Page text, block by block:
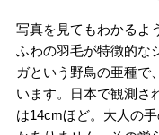
写真を見てもわかるよ
ふわの羽毛が特徴的な
ガという野鳥の亜種で
います。日本で観測さ
は14cmほど。大人の